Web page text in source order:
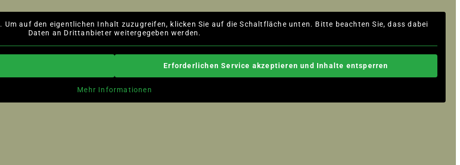
. Um auf den eigentlichen Inhalt zuzugreifen, klicken Sie auf die Schaltfläche unten. Bitte beachten Sie, dass dabei
Daten an Drittanbieter weitergegeben werden.
Erforderlichen Service akzeptieren und Inhalte entsperren
Mehr Informationen